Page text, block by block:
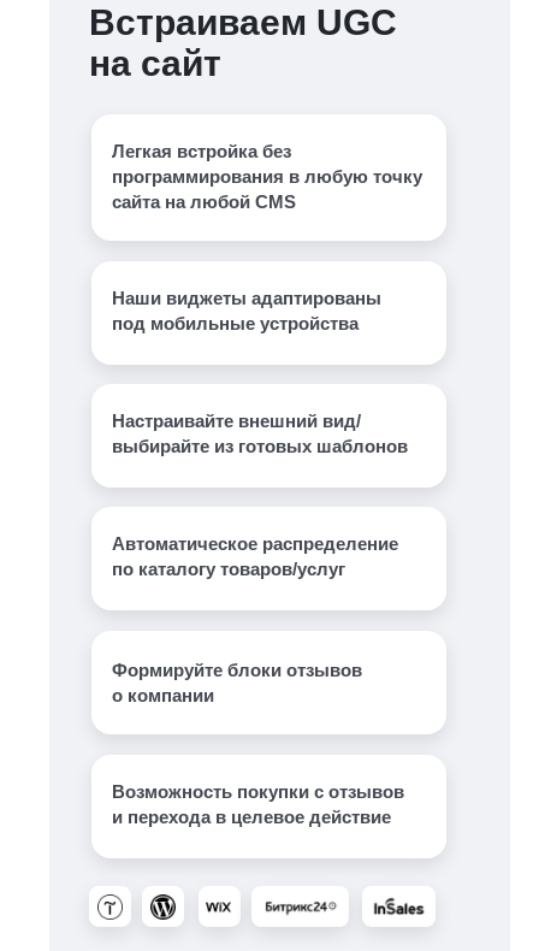
Встраиваем UGC
на сайт
Легкая встройка без
программирования в любую точку
сайта на любой CMS
Формируйте блоки отзывов
о компании
Наши виджеты адаптированы
под мобильные устройства
Автоматическое распределение
по каталогу товаров/услуг
Настраивайте внешний вид/
выбирайте из готовых шаблонов
Возможность покупки с отзывов
и перехода в целевое действие